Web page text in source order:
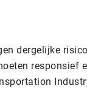
dergelijke
responsief